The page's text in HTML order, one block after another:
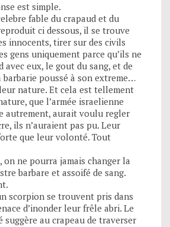
est simple.
fable du crapaud et du
ci dessous, il se trouve
innocents, tirer sur des civils
gens uniquement parce qu’ils ne
avec eux, le gout du sang, et de
poussé à son extreme…
nature. Et cela est tellement
que l’armée israelienne
autrement, aurait voulu regler
ils n’auraient pas pu. Leur
que leur volonté. Tout
on ne pourra jamais changer la
barbare et assoifé de sang.
scorpion se trouvent pris dans
d’inonder leur frêle abri. Le
suggère au crapeau de traverser